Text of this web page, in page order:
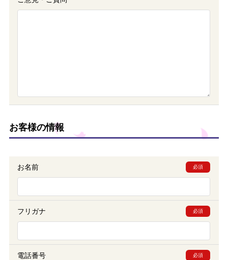
お客様の情報
お名前 必須
フリガナ 必須
電話番号 必須